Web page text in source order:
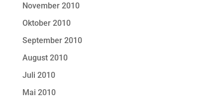
November 2010
Oktober 2010
September 2010
August 2010
Juli 2010
Mai 2010